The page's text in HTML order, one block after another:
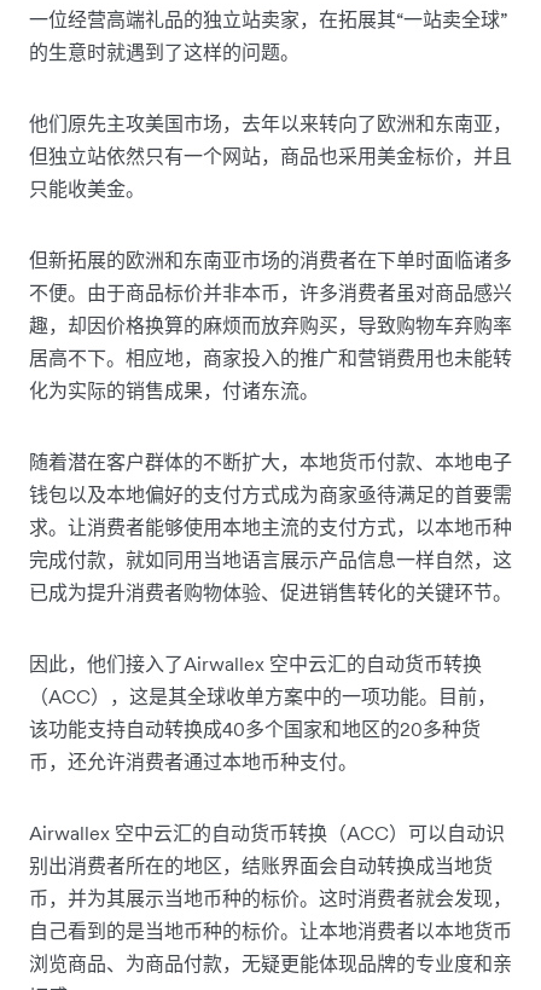
一位经营高端礼品的独立站卖家，在拓展其“一站卖全球”
的生意时就遇到了这样的问题。
他们原先主攻美国市场，去年以来转向了欧洲和东南亚，
但独立站依然只有一个网站，商品也采用美金标价，并且
只能收美金。
但新拓展的欧洲和东南亚市场的消费者在下单时面临诸多
不便。由于商品标价并非本币，许多消费者虽对商品感兴
趣，却因价格换算的麻烦而放弃购买，导致购物车弃购率
居高不下。相应地，商家投入的推广和营销费用也未能转
化为实际的销售成果，付诸东流。
随着潜在客户群体的不断扩大，本地货币付款、本地电子
钱包以及本地偏好的支付方式成为商家亟待满足的首要需
求。让消费者能够使用本地主流的支付方式，以本地币种
完成付款，就如同用当地语言展示产品信息一样自然，这
已成为提升消费者购物体验、促进销售转化的关键环节。
因此，他们接入了Airwallex 空中云汇的自动货币转换
（ACC），这是其全球收单方案中的一项功能。目前，
该功能支持自动转换成40多个国家和地区的20多种货
币，还允许消费者通过本地币种支付。
Airwallex 空中云汇的自动货币转换（ACC）可以自动识
别出消费者所在的地区，结账界面会自动转换成当地货
币，并为其展示当地币种的标价。这时消费者就会发现，
自己看到的是当地币种的标价。让本地消费者以本地货币
浏览商品、为商品付款，无疑更能体现品牌的专业度和亲